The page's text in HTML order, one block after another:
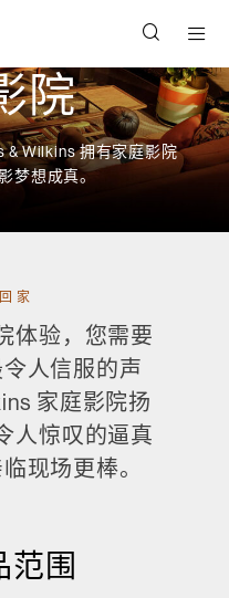
院
& Wilkins 拥有家庭影院
梦想成真。
家
体验，您需要
人信服的声
家庭影院扬
人惊叹的逼真
现场更棒。
范围